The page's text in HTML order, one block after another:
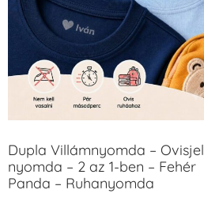
Dupla Villámnyomda – Ovisjel
nyomda – 2 az 1-ben – Fehér
Panda – Ruhanyomda